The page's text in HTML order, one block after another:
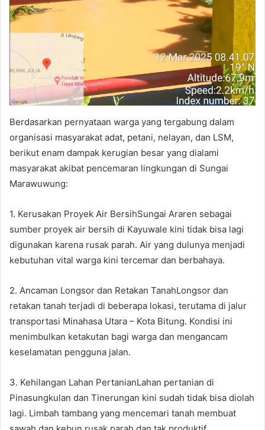
Berdasarkan pernyataan warga yang tergabung dalam
organisasi masyarakat adat, petani, nelayan, dan LSM,
berikut enam dampak kerugian besar yang dialami
masyarakat akibat pencemaran lingkungan di Sungai
Marawuwung:
1. Kerusakan Proyek Air BersihSungai Araren sebagai
sumber proyek air bersih di Kayuwale kini tidak bisa lagi
digunakan karena rusak parah. Air yang dulunya menjadi
kebutuhan vital warga kini tercemar dan berbahaya.
2. Ancaman Longsor dan Retakan TanahLongsor dan
retakan tanah terjadi di beberapa lokasi, terutama di jalur
transportasi Minahasa Utara – Kota Bitung. Kondisi ini
menimbulkan ketakutan bagi warga dan mengancam
keselamatan pengguna jalan.
3. Kehilangan Lahan PertanianLahan pertanian di
Pinasungkulan dan Tinerungan kini sudah tidak bisa diolah
lagi. Limbah tambang yang mencemari tanah membuat